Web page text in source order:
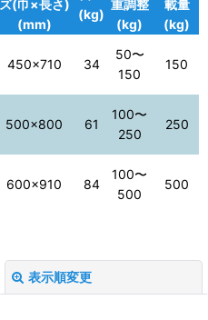
ズ(巾×長さ)
(mm)
(kg)
重調整
(kg)
載量
(kg)
450×710 34
50〜
150
150
500×800 61
100〜
250
250
600×910 84
100〜
500
500
表示順変更